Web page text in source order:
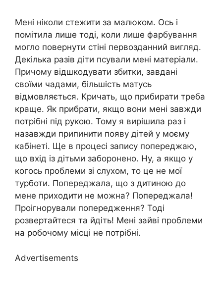
Мені ніколи стежити за малюком. Ось і
помітила лише тоді, коли лише фарбування
могло повернути стіні первозданний вигляд.
Декілька разів діти псували мені матеріали.
Причому відшкодувати збитки, завдані
своїми чадами, більшість матусь
відмовляється. Кричать, що прибирати треба
краще. Як прибрати, якщо вони мені завжди
потрібні під рукою. Тому я вирішила раз і
назавжди припинити появу дітей у моєму
кабінеті. Ще в процесі запису попереджаю,
що вхід із дітьми заборонено. Ну, а якщо у
когось проблеми зі слухом, то це не мої
турботи. Попереджала, що з дитиною до
мене приходити не можна? Попереджала!
Проігнорували попередження? Тоді
розвертайтеся та йдіть! Мені зайві проблеми
на робочому місці не потрібні.
Advertisements